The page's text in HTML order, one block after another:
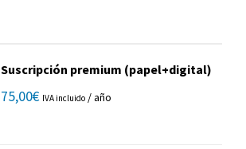
Suscripción premium (papel+digital)
75,00€ IVA incluido / año